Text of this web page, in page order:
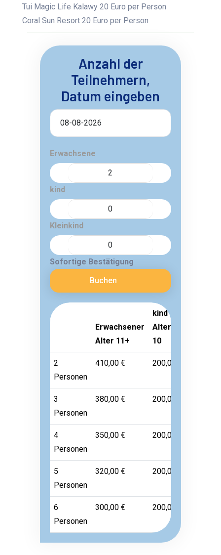
Tui Magic Life Kalawy 20 Euro per Person
Coral Sun Resort 20 Euro per Person
Anzahl der
Teilnehmern,
Datum eingeben
Erwachsene
kind
Kleinkind
Sofortige Bestätigung
Buchen
Erwachsener
Alter 11+
kind
Alter 3-
10
2
Personen
410,00 € 200,00 €
3
Personen
380,00 € 200,00 €
4
Personen
350,00 € 200,00 €
5
Personen
320,00 € 200,00 €
6
Personen
300,00 € 200,00 €